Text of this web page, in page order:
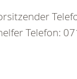
Telefon: